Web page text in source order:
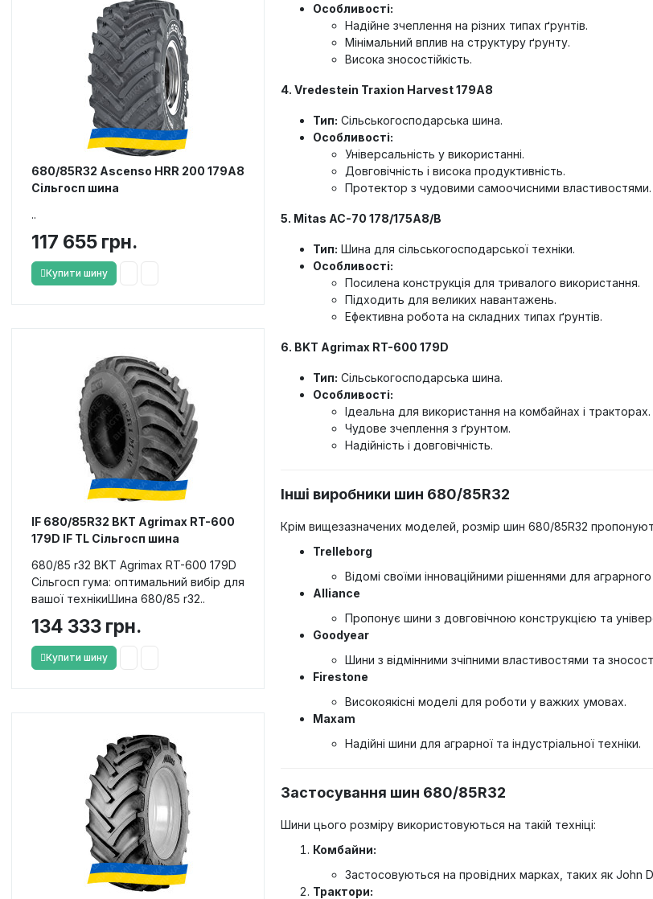
680/85R32 Ascenso HRR 200 179A8
Сільгосп шина
..
117 655 грн.
Купити шину
IF 680/85R32 BKT Agrimax RT-600
179D IF TL Сільгосп шина
680/85 r32 BKT Agrimax RT-600 179D
Сільгосп гума: оптимальний вибір для
вашої технікиШина 680/85 r32..
134 333 грн.
Купити шину
Особливості:
Надійне зчеплення на різних типах ґрунтів.
Мінімальний вплив на структуру ґрунту.
Висока зносостійкість.
4. Vredestein Traxion Harvest 179A8
Тип: Сільськогосподарська шина.
Особливості:
Універсальність у використанні.
Довговічність і висока продуктивність.
Протектор з чудовими самоочисними властивостями.
5. Mitas AC-70 178/175A8/B
Тип: Шина для сільськогосподарської техніки.
Особливості:
Посилена конструкція для тривалого використання.
Підходить для великих навантажень.
Ефективна робота на складних типах ґрунтів.
6. BKT Agrimax RT-600 179D
Тип: Сільськогосподарська шина.
Особливості:
Ідеальна для використання на комбайнах і тракторах.
Чудове зчеплення з ґрунтом.
Надійність і довговічність.
Інші виробники шин 680/85R32
Крім вищезазначених моделей, розмір шин 680/85R32
Trelleborg
Відомі своїми інноваційними рішеннями для
Alliance
Пропонує шини з довговічною конструкцією та
Goodyear
Шини з відмінними зчіпними властивостями та
Firestone
Високоякісні моделі для роботи у важких умовах.
Maxam
Надійні шини для аграрної та індустріальної техніки.
Застосування шин 680/85R32
Шини цього розміру використовуються на такій техніці:
Комбайни:
Застосовуються на провідних марках, таких як John
Трактори: